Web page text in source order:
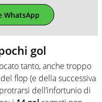
WhatsApp
gol
tanto, anche troppo
flop (e della successiva
dell’infortunio di